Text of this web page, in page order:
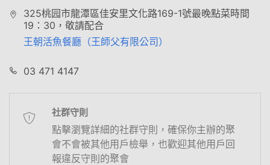
325桃园市龍潭區佳安里文化路169-1號最晚點菜時間
19：30，敬請配合
王朝活魚餐廳（王師父有限公司）
03 471 4147
社群守則
點擊瀏覽詳細的社群守則，確保你主辦的聚
會不會被其他用戶檢舉，也歡迎其他用戶回
報違反守則的聚會